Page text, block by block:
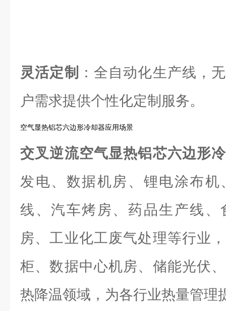
灵活定制
：全自动化生产线，
户需求提供个性化定制服务。
空气显热铝芯六边形冷却器应用场景
交叉逆流空气显热铝芯六边形
发电、数据机房、锂电涂布
线、汽车烤房、药品生产线、
房、工业化工废气处理等行业
柜、数据中心机房、储能光伏
热降温领域，为各行业热量管理